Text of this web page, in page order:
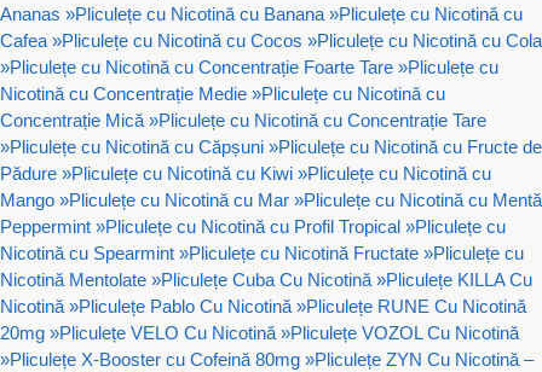
Ananas »Pliculețe cu Nicotină cu Banana »Pliculețe cu Nicotină cu
Cafea »Pliculețe cu Nicotină cu Cocos »Pliculețe cu Nicotină cu Cola
»Pliculețe cu Nicotină cu Concentrație Foarte Tare »Pliculețe cu
Nicotină cu Concentrație Medie »Pliculețe cu Nicotină cu
Concentrație Mică »Pliculețe cu Nicotină cu Concentrație Tare
»Pliculețe cu Nicotină cu Căpșuni »Pliculețe cu Nicotină cu Fructe de
Pădure »Pliculețe cu Nicotină cu Kiwi »Pliculețe cu Nicotină cu
Mango »Pliculețe cu Nicotină cu Mar »Pliculețe cu Nicotină cu Mentă
Peppermint »Pliculețe cu Nicotină cu Profil Tropical »Pliculețe cu
Nicotină cu Spearmint »Pliculețe cu Nicotină Fructate »Pliculețe cu
Nicotină Mentolate »Pliculețe Cuba Cu Nicotină »Pliculețe KILLA Cu
Nicotină »Pliculețe Pablo Cu Nicotină »Pliculețe RUNE Cu Nicotină
20mg »Pliculețe VELO Cu Nicotină »Pliculețe VOZOL Cu Nicotină
»Pliculețe X-Booster cu Cofeină 80mg »Pliculețe ZYN Cu Nicotină –